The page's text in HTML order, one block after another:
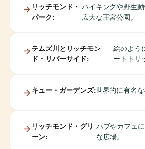
リッチモンド・
パーク:
ハイキングや野生
広大な王宮公園。
テムズ川とリッチモン
ド・リバーサイド:
絵のよう
ートトリ
キュー・ガーデンズ:世界的に有名な
リッチモンド・グリ
ーン:
パブやカフェ
な広場。